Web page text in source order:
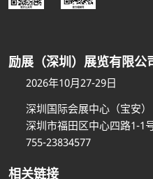
励展（深圳）展览有限公
2026年10月27-29日
深圳国际会展中心（宝安）
深圳市福田区中心四路1-1
755-23834577
相关链接